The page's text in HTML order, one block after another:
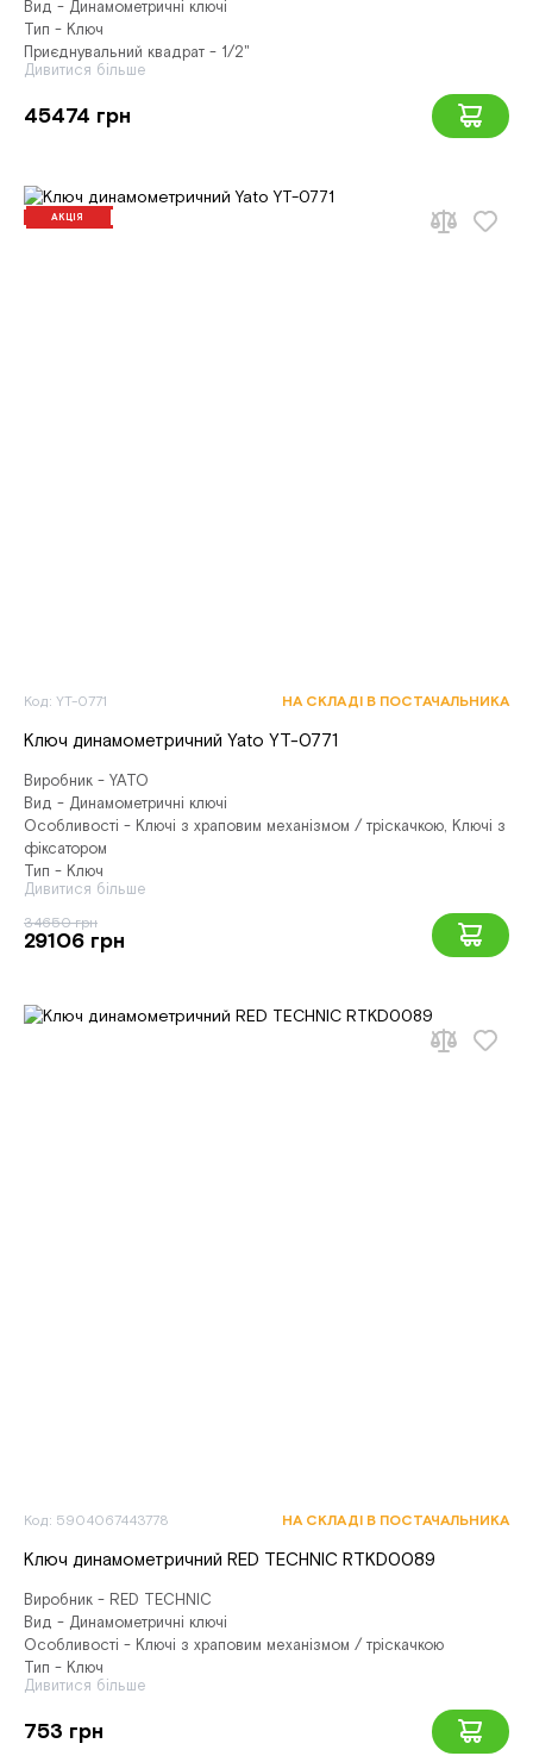
Вид - Динамометричні ключі
Тип - Ключ
Приєднувальний квадрат - 1/2"
Дивитися більше
45474 грн
АКЦІЯ
Код: YT-0771 НА СКЛАДІ В ПОСТАЧАЛЬНИКА
Ключ динамометричний Yato YT-0771
Виробник - YATO
Вид - Динамометричні ключі
Особливості - Ключі з храповим механізмом / тріскачкою, Ключі з
фіксатором
Тип - Ключ
Дивитися більше
34650 грн
29106 грн
Код: 5904067443778 НА СКЛАДІ В ПОСТАЧАЛЬНИКА
Ключ динамометричний RED TECHNIC RTKD0089
Виробник - RED TECHNIC
Вид - Динамометричні ключі
Особливості - Ключі з храповим механізмом / тріскачкою
Тип - Ключ
Дивитися більше
753 грн